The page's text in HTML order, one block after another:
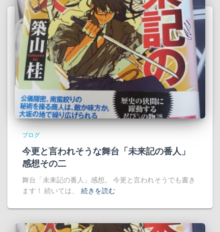
ブログ
今更と言われそうな舞台「未来記の番人」
感想その二
舞台「未来記の番人」感想。 今更と言われそうでも書き
ます！ 続いては、
続きを読む